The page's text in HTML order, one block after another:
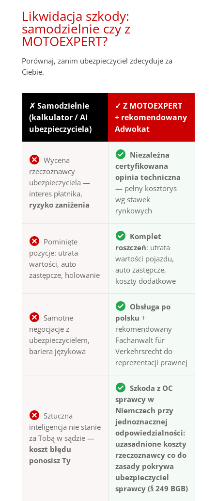
Likwidacja szkody:
samodzielnie czy z
MOTOEXPERT?
Porównaj, zanim ubezpieczyciel zdecyduje za
Ciebie.
✗ Samodzielnie
(kalkulator / AI
ubezpieczyciela)
✓ Z MOTOEXPERT
+ rekomendowany
Adwokat
Wycena
rzeczoznawcy
ubezpieczyciela —
interes płatnika,
ryzyko zaniżenia
Niezależna
certyfikowana
opinia techniczna
— pełny kosztorys
wg stawek
rynkowych
Pominięte
pozycje: utrata
wartości, auto
zastępcze, holowanie
Komplet
roszczeń: utrata
wartości pojazdu,
auto zastępcze,
koszty dodatkowe
Samotne
negocjacje z
ubezpieczycielem,
bariera językowa
Obsługa po
polsku +
rekomendowany
Fachanwalt für
Verkehrsrecht do
reprezentacji prawnej
Sztuczna
inteligencja nie stanie
za Tobą w sądzie —
koszt błędu
ponosisz Ty
Szkoda z OC
sprawcy w
Niemczech przy
jednoznacznej
odpowiedzialności:
uzasadnione koszty
rzeczoznawcy co do
zasady pokrywa
ubezpieczyciel
sprawcy (§ 249 BGB)